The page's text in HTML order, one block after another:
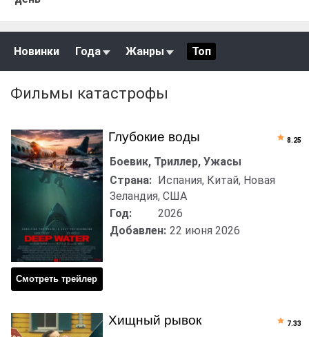
Новинки Года Жанры Топ
Фильмы катастрофы
Глубокие воды
Смотреть трейлер
Боевик, Триллер, Ужасы
Страна: Испания, Китай, Новая
Зеландия, США
Год:
2026
Добавлен: 22 июня 2026
8.25
Хищный рывок 7.33